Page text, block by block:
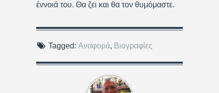
έννοιά του. Θα ζει και θα τον θυμόμαστε.
Tagged: Αναφορά, Βιογραφίες